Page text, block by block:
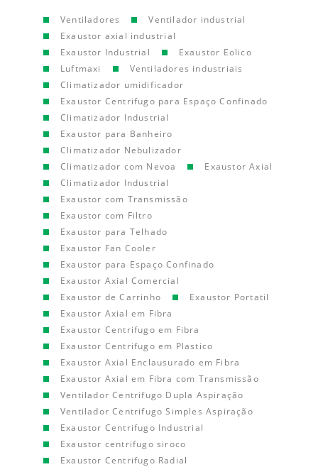
Ventiladores
Ventilador industrial
Exaustor axial industrial
Exaustor Industrial
Exaustor Eolico
Luftmaxi
Ventiladores industriais
Climatizador umidificador
Exaustor Centrifugo para Espaço Confinado
Climatizador Industrial
Exaustor para Banheiro
Climatizador Nebulizador
Climatizador com Nevoa
Exaustor Axial
Climatizador Industrial
Exaustor com Transmissão
Exaustor com Filtro
Exaustor para Telhado
Exaustor Fan Cooler
Exaustor para Espaço Confinado
Exaustor Axial Comercial
Exaustor de Carrinho
Exaustor Portatil
Exaustor Axial em Fibra
Exaustor Centrifugo em Fibra
Exaustor Centrifugo em Plastico
Exaustor Axial Enclausurado em Fibra
Exaustor Axial em Fibra com Transmissão
Ventilador Centrifugo Dupla Aspiração
Ventilador Centrifugo Simples Aspiração
Exaustor Centrifugo Industrial
Exaustor centrifugo siroco
Exaustor Centrifugo Radial